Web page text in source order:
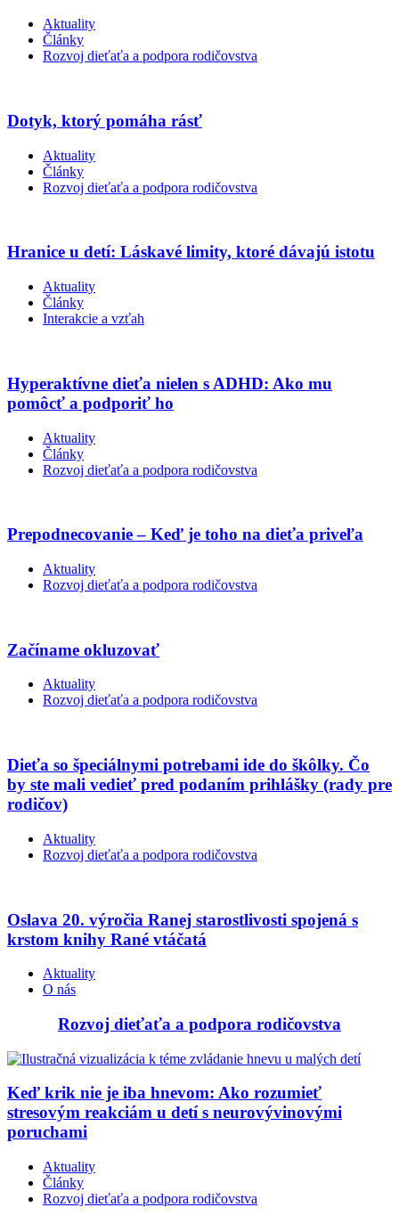
Aktuality
Články
Rozvoj dieťaťa a podpora rodičovstva
Dotyk, ktorý pomáha rásť
Aktuality
Články
Rozvoj dieťaťa a podpora rodičovstva
Hranice u detí: Láskavé limity, ktoré dávajú istotu
Aktuality
Články
Interakcie a vzťah
Hyperaktívne dieťa nielen s ADHD: Ako mu
pomôcť a podporiť ho
Aktuality
Články
Rozvoj dieťaťa a podpora rodičovstva
Prepodnecovanie – Keď je toho na dieťa priveľa
Aktuality
Rozvoj dieťaťa a podpora rodičovstva
Začíname okluzovať
Aktuality
Rozvoj dieťaťa a podpora rodičovstva
Dieťa so špeciálnymi potrebami ide do škôlky. Čo
by ste mali vedieť pred podaním prihlášky (rady pre
rodičov)
Aktuality
Rozvoj dieťaťa a podpora rodičovstva
Oslava 20. výročia Ranej starostlivosti spojená s
krstom knihy Rané vtáčatá
Aktuality
O nás
Rozvoj dieťaťa a podpora rodičovstva
Keď krik nie je iba hnevom: Ako rozumieť
stresovým reakciám u detí s neurovývinovými
poruchami
Aktuality
Články
Rozvoj dieťaťa a podpora rodičovstva